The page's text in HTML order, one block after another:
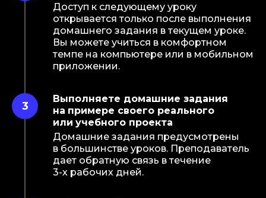
Доступ к следующему уроку
открывается только после выполнения
домашнего задания в текущем уроке.
Вы можете учиться в комфортном
темпе на компьютере или в мобильном
приложении.
Выполняете домашние задания
на примере своего реального
или учебного проекта
Домашние задания предусмотрены
в большинстве уроков. Преподаватель
дает обратную связь в течение
3-х рабочих дней.